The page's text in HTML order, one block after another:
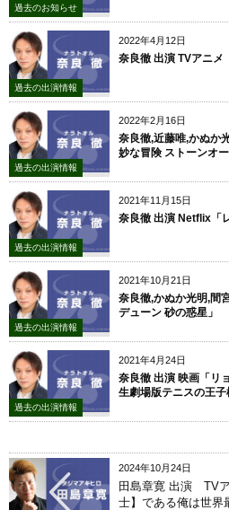
過去のお知らせ
2022年4月12日
過去の出演情報
奈良徹 出演 TVアニメ
2022年2月16日
過去の出演情報
奈良徹,近藤唯,かぬか
妙な冒険 ストーンオー
2021年11月15日
過去の出演情報
奈良徹 出演 Netflix「
2021年10月21日
過去の出演情報
奈良徹,かぬか光明,間
デューン 砂の惑星」
2021年4月24日
過去の出演情報
奈良徹 出演 映画「リ
生劇場版テニスの王子
2024年10月24日
田島章寛 出演 TV
士】である俺は世界